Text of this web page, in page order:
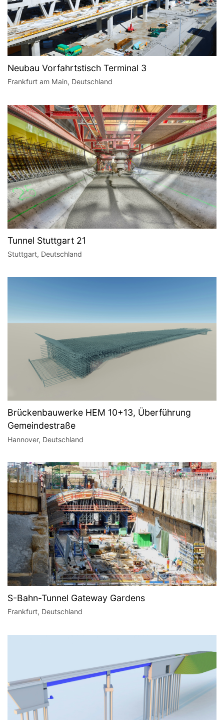
Neubau Vorfahrtstisch Terminal 3
Frankfurt am Main, Deutschland
Tunnel Stuttgart 21
Stuttgart, Deutschland
Brückenbauwerke HEM 10+13, Überführung
Gemeindestraße
Hannover, Deutschland
S-Bahn-Tunnel Gateway Gardens
Frankfurt, Deutschland